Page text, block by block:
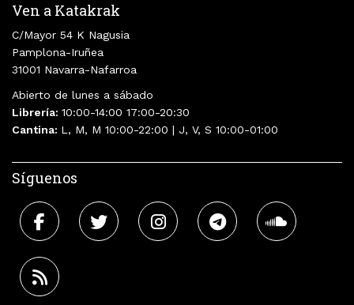
Ven a Katakrak
C/Mayor 54 K Nagusia
Pamplona-Iruñea
31001 Navarra-Nafarroa
Abierto de lunes a sábado
Librería: 10:00-14:00 17:00-20:30
Cantina: L, M, M 10:00-22:00 | J, V, S 10:00-01:00
Síguenos